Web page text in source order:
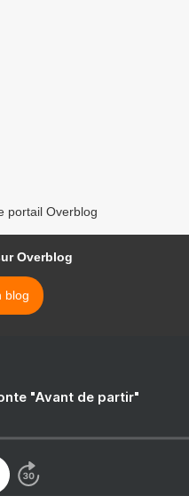
portail Overblog
Overblog
blog
"Avant de partir"